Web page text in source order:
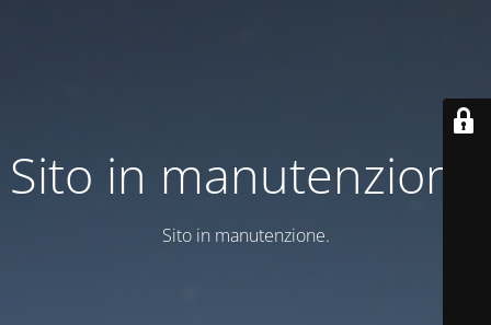
Sito in manutenzione
Sito in manutenzione.